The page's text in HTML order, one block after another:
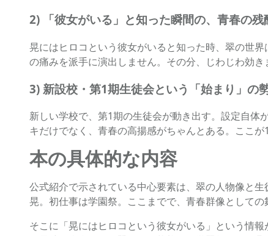
2) 「彼女がいる」と知った瞬間の、青春の残
晃にはヒロコという彼女がいると知った時、翠の世
の痛みを派手に演出しません。その分、じわじわ効き
3) 新設校・第1期生徒会という「始まり」の
新しい学校で、第1期の生徒会が動き出す。設定自体
キだけでなく、青春の高揚感がちゃんとある。ここが
本の具体的な内容
公式紹介で示されている中心要素は、翠の人物像と
晃。初仕事は学園祭。ここまでで、青春群像としての
そこに「晃にはヒロコという彼女がいる」という情